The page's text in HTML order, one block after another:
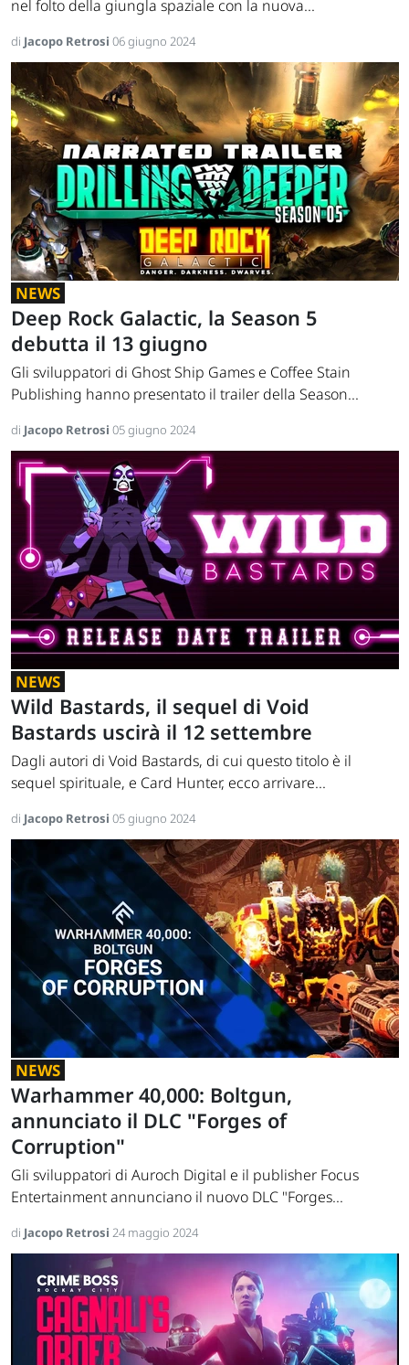
nel folto della giungla spaziale con la nuova...
di Jacopo Retrosi 06 giugno 2024
NEWS
Deep Rock Galactic, la Season 5
debutta il 13 giugno
Gli sviluppatori di Ghost Ship Games e Coffee Stain
Publishing hanno presentato il trailer della Season...
di Jacopo Retrosi 05 giugno 2024
NEWS
Wild Bastards, il sequel di Void
Bastards uscirà il 12 settembre
Dagli autori di Void Bastards, di cui questo titolo è il
sequel spirituale, e Card Hunter, ecco arrivare...
di Jacopo Retrosi 05 giugno 2024
NEWS
Warhammer 40,000: Boltgun,
annunciato il DLC "Forges of
Corruption"
Gli sviluppatori di Auroch Digital e il publisher Focus
Entertainment annunciano il nuovo DLC "Forges...
di Jacopo Retrosi 24 maggio 2024